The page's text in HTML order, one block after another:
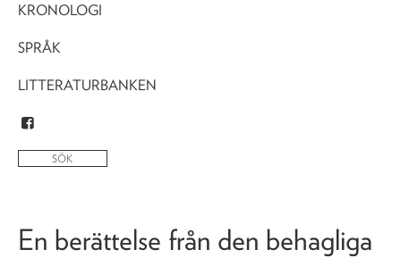
KRONOLOGI
SPRÅK
LITTERATURBANKEN
En berättelse från den behagliga